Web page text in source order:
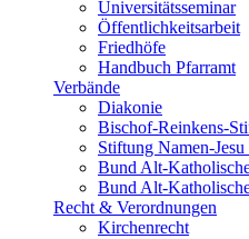
Universitätsseminar
Öffentlichkeitsarbeit
Friedhöfe
Handbuch Pfarramt
Verbände
Diakonie
Bischof-Reinkens-
Stiftung Namen-
Bund Alt-
Bund Alt-
Recht & Verordnungen
Kirchenrecht